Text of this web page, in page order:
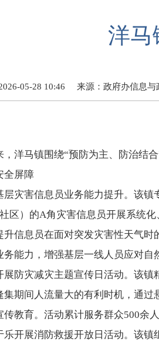
洋马
05-28 10:46 来源： 政府办信息与
马镇围绕“预防为主、防治结合
全屏障
害信息员业务能力提升。该镇
区）的A角灾害信息员开展系统
升信息员在面对突发灾害性天气
务能力，增强基层一线人员应对自
灾减灾主题宣传日活动。该镇精
集期间人流量大的有利时机，通过
传教育。活动累计服务群众500余
展消防救援开放日活动。该镇